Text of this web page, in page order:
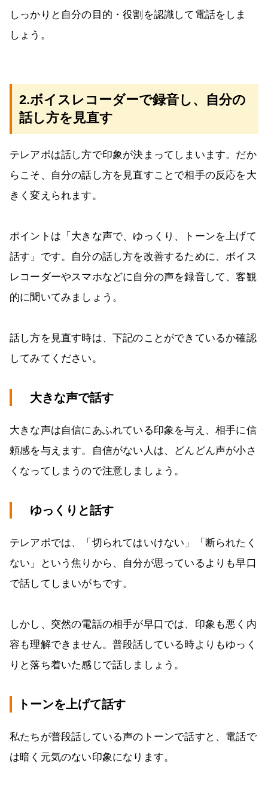
しっかりと自分の目的・役割を認識して電話をしま
しょう。
2.ボイスレコーダーで録音し、自分の
話し方を見直す
テレアポは話し方で印象が決まってしまいます。だか
らこそ、自分の話し方を見直すことで相手の反応を大
きく変えられます。
ポイントは「大きな声で、ゆっくり、トーンを上げて
話す」です。自分の話し方を改善するために、ボイス
レコーダーやスマホなどに自分の声を録音して、客観
的に聞いてみましょう。
話し方を見直す時は、下記のことができているか確認
してみてください。
大きな声で話す
大きな声は自信にあふれている印象を与え、相手に信
頼感を与えます。自信がない人は、どんどん声が小さ
くなってしまうので注意しましょう。
ゆっくりと話す
テレアポでは、「切られてはいけない」「断られたく
ない」という焦りから、自分が思っているよりも早口
で話してしまいがちです。
しかし、突然の電話の相手が早口では、印象も悪く内
容も理解できません。普段話している時よりもゆっく
りと落ち着いた感じで話しましょう。
トーンを上げて話す
私たちが普段話している声のトーンで話すと、電話で
は暗く元気のない印象になります。